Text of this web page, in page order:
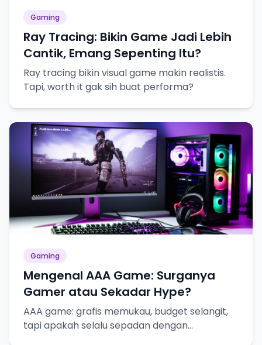
Gaming
Ray Tracing: Bikin Game Jadi Lebih
Cantik, Emang Sepenting Itu?
Ray tracing bikin visual game makin realistis.
Tapi, worth it gak sih buat performa?
Gaming
Mengenal AAA Game: Surganya
Gamer atau Sekadar Hype?
AAA game: grafis memukau, budget selangit,
tapi apakah selalu sepadan dengan